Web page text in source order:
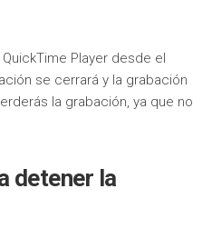
Player desde el
se cerrará y la grabación
la grabación, ya que no
detener la